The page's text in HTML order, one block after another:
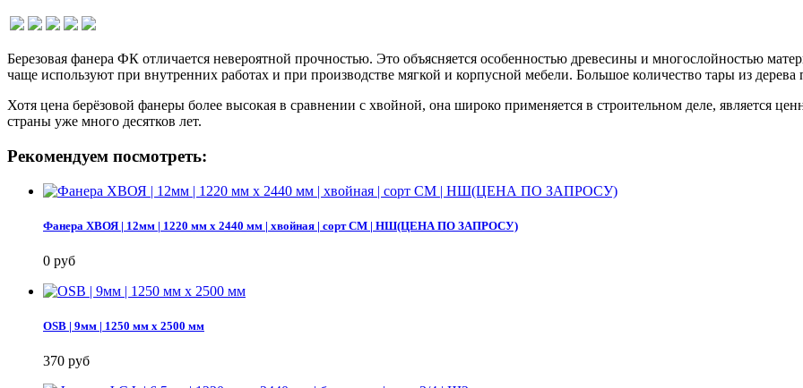
Березовая фанера ФК отличается невероятной прочностью. Это объясняется особенностью древесины и многослойностью
чаще используют при внутренних работах и при производстве мягкой и корпусной мебели. Большое количество тары из
Хотя цена берёзовой фанеры более высокая в сравнении с хвойной, она широко применяется в строительном деле, является
страны уже много десятков лет.
Рекомендуем посмотреть:
Фанера ХВОЯ | 12мм | 1220 мм х 2440 мм | хвойная | сорт СМ | НШ(ЦЕНА ПО ЗАПРОСУ)
0 руб
OSB | 9мм | 1250 мм х 2500 мм
370 руб